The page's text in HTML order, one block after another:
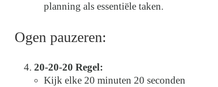
planning als essentiële taken.
Ogen pauzeren:
20-20-20 Regel:
Kijk elke 20 minuten 20 seconden